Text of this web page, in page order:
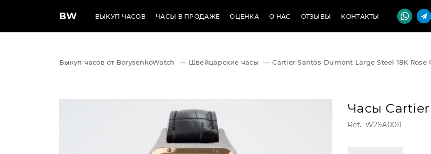
BW ВЫКУП ЧАСОВ ЧАСЫ В ПРОДАЖЕ ОЦЕНКА О НАС ОТЗЫВЫ КОНТАКТЫ
Выкуп часов от BorysenkoWatch — Швейцарские часы — Cartier Santos-Dumont Large Steel 18K Rose
Часы
Ref.: W2SA0011